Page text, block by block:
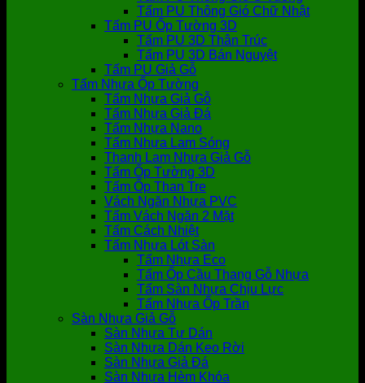
Tấm PU Thông Gió Chữ Nhật
Tấm PU Ốp Tường 3D
Tấm PU 3D Thân Trúc
Tấm PU 3D Bán Nguyệt
Tấm PU Giả Gỗ
Tấm Nhựa Ốp Tường
Tấm Nhựa Giả Gỗ
Tấm Nhựa Giả Đá
Tấm Nhựa Nano
Tấm Nhựa Lam Sóng
Thanh Lam Nhựa Giả Gỗ
Tấm Ốp Tường 3D
Tấm Ốp Than Tre
Vách Ngăn Nhựa PVC
Tấm Vách Ngăn 2 Mặt
Tấm Cách Nhiệt
Tấm Nhựa Lót Sàn
Tấm Nhựa Eco
Tấm Ốp Cầu Thang Gỗ Nhựa
Tấm Sàn Nhựa Chịu Lực
Tấm Nhựa Ốp Trần
Sàn Nhựa Giả Gỗ
Sàn Nhựa Tự Dán
Sàn Nhựa Dán Keo Rời
Sàn Nhựa Giả Đá
Sàn Nhựa Hèm Khóa